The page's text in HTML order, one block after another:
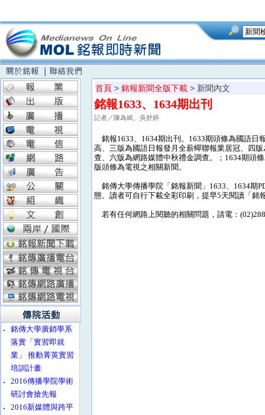
‧
銘傳大學廣銷學系
落實「實習即就
業」 推動菁英實習
培訓計畫
‧
2016傳播學院學術
研討會搶先報
‧
2016新媒體與跨平
首頁 > 銘報新聞全版下載 > 新聞內文
銘報1633、1634期出刊
記者／陳為斌、吳舒婷
銘報1633、1634期出刊。1633期頭條為國語日
高、三版為國語日報發月全薪蟬聯報業居冠、四
查、六版為網路媒體中秋禮金調查。；1634期頭
版頭條為電視之相關新聞。
銘傳大學傳播學院「銘報新聞」1633、1634期
態。讀者可自行下載全彩印刷，提早5天閱讀「銘
若有任何網路上閱聽的相關問題，請電：